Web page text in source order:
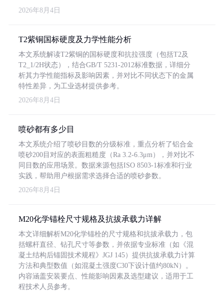
2026年8月4日
T2紫铜国标硬度及力学性能分析
本文系统解读T2紫铜的国标硬度和抗拉强度（包括T2及
T2_1/2H状态），结合GB/T 5231-2012标准数据，详细分
析其力学性能指标及影响因素，并对比不同状态下的金属
特性差异，为工业选材提供参考。
2026年8月4日
喷砂都有多少目
本文系统介绍了喷砂目数的分级标准，重点分析了铝合金
喷砂200目对应的表面粗糙度（Ra 3.2-6.3μm），并对比不
同目数的应用场景。数据来源包括ISO 8503-1标准和行业
实践，帮助用户根据需求选择合适的喷砂参数。
2026年8月4日
M20化学锚栓尺寸规格及抗拔承载力详解
本文详细解析M20化学锚栓的尺寸规格和抗拔承载力，包
括螺杆直径、钻孔尺寸等参数，并依据专业标准（如《混
凝土结构后锚固技术规程》JGJ 145）提供抗拔承载力计算
方法和典型数值（如混凝土强度C30下设计值约80kN）。
内容涵盖安装要点、性能影响因素及选型建议，适用于工
程技术人员参考。